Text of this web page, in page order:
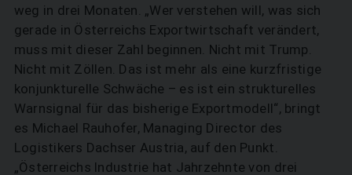
weg in drei Monaten. „Wer verstehen will, was sich
gerade in Österreichs Exportwirtschaft verändert,
muss mit dieser Zahl beginnen. Nicht mit Trump.
Nicht mit Zöllen. Das ist mehr als eine kurzfristige
konjunkturelle Schwäche – es ist ein strukturelles
Warnsignal für das bisherige Exportmodell“, bringt
es Michael Rau­hofer, Managing Director des
Logistikers Dachser Austria, auf den Punkt.
„Österreichs Industrie hat Jahrzehnte von drei